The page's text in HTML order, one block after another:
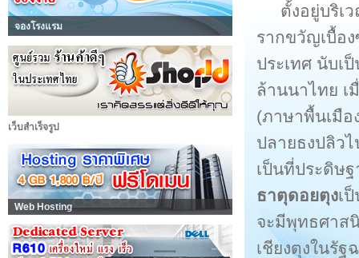
จองโรงแรม
เว็บสำเร็จรูป
Web Hosting
ตั้งอยู่บริเ
รากขวัญเบื้อ
ประเทศ นับเ
ล้านนาไทย เ
(ภาษาพื้นเมือ
ปลายธงปลิว
เป็นที่ประดิษ
ธาตุดอยตุงเ
จะมีพุทธศาส
เชียงตุงในรั